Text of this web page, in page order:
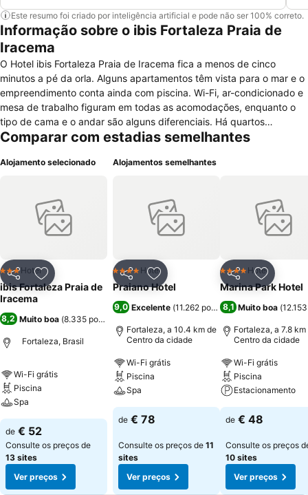
Este resumo foi criado por inteligência artificial e pode não ser 100% correto.
Informação sobre o ibis Fortaleza Praia de
Iracema
O Hotel ibis Fortaleza Praia de Iracema fica a menos de cinco
minutos a pé da orla. Alguns apartamentos têm vista para o mar e o
empreendimento conta ainda com piscina. Wi-Fi, ar-condicionado e
mesa de trabalho figuram em todas as acomodações, enquanto o
tipo de cama e o andar são alguns diferenciais. Há quartos
adaptados para pessoas com mobilidade reduzida. Animais de
adicional. Estacionamento rotativo e check-in online são oferecidos
almoço e jantar. As refeições não estão inclusas nas diárias.
Caminhando, o viajante demora aproximadamente cinco minutos
até a estátua de Iracema Guardiã. Já a Ponte dos Ingleses e o
minutos do local.
Comparar com estadias semelhantes
Alojamento selecionado
PartilharAdicionar aos favoritos
3 Estrelas
Hotel
ibis Fortaleza Praia de
Iracema
8,2 Muito boa (8.335 pontuações
Fortaleza, Brasil
Wi-Fi grátis
Piscina
Spa
de € 52
Consulte os preços de
13 sites
Ver preços
Alojamentos semelhantes
PartilharAdicionar aos favoritos
4 EstrelasHotel
Praiano Hotel
9,0 Excelente (11.262 pontuações)
Fortaleza, a 10.4 km de
Centro da cidade
Wi-Fi grátis
Piscina
Spa
de € 78
Consulte os preços de 11
sites
Ver preços
Partilhar
4 EstrelasHotel
Marina Park Hotel
8,1 Muito boa (
Fortaleza, a 7.8 km
Centro da cidade
Wi-Fi grátis
Piscina
Estacionamento
de € 48
Consulte os preços
10 sites
Ver preços